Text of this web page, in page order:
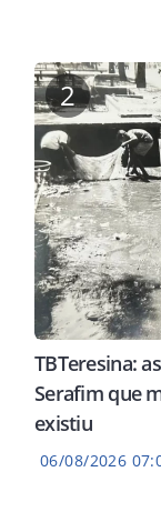
2
TBTeresina:
Serafim que
existiu
06/08/2026